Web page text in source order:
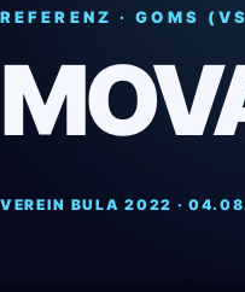
REFERENZ · GOMS
VEREIN BULA 2022 ·